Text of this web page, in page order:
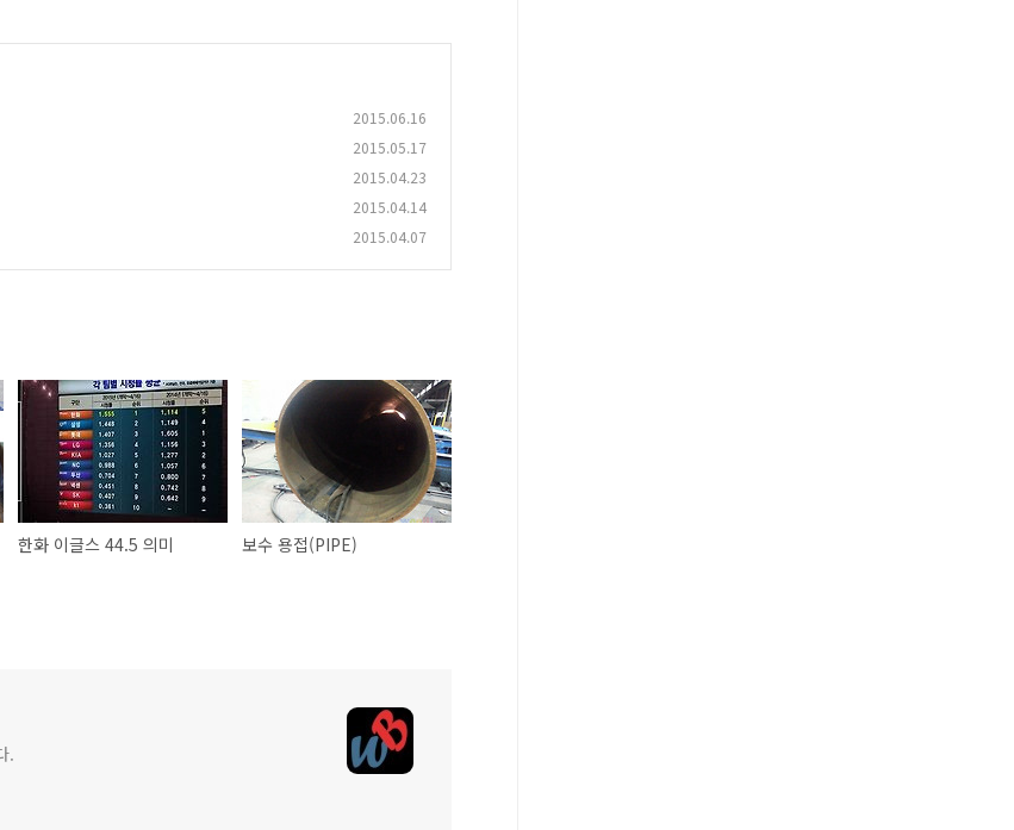
2015.06.16
2015.05.17
2015.04.23
2015.04.14
2015.04.07
한화 이글스 44.5 의미 보수 용접(PIPE)
.